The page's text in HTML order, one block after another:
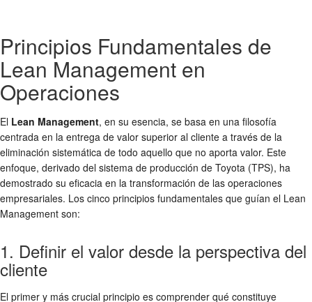
Principios Fundamentales de
Lean Management en
Operaciones
El Lean Management, en su esencia, se basa en una filosofía
centrada en la entrega de valor superior al cliente a través de la
eliminación sistemática de todo aquello que no aporta valor. Este
enfoque, derivado del sistema de producción de Toyota (TPS), ha
demostrado su eficacia en la transformación de las operaciones
empresariales. Los cinco principios fundamentales que guían el Lean
Management son:
1. Definir el valor desde la perspectiva del
cliente
El primer y más crucial principio es comprender qué constituye